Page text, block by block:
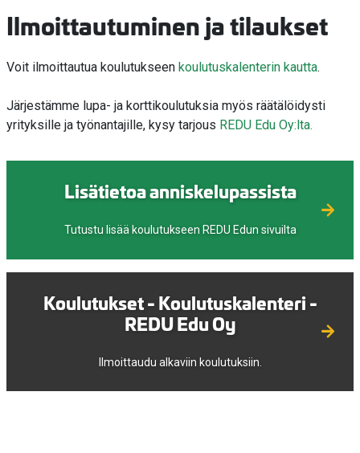
Ilmoittautuminen ja tilaukset
Voit ilmoittautua koulutukseen koulutuskalenterin kautta.
Järjestämme lupa- ja korttikoulutuksia myös räätälöidysti
yrityksille ja työnantajille, kysy tarjous REDU Edu Oy:lta.
Lisätietoa anniskelupassista
Tutustu lisää koulutukseen REDU Edun sivuilta
Koulutukset - Koulutuskalenteri -
REDU Edu Oy
Ilmoittaudu alkaviin koulutuksiin.